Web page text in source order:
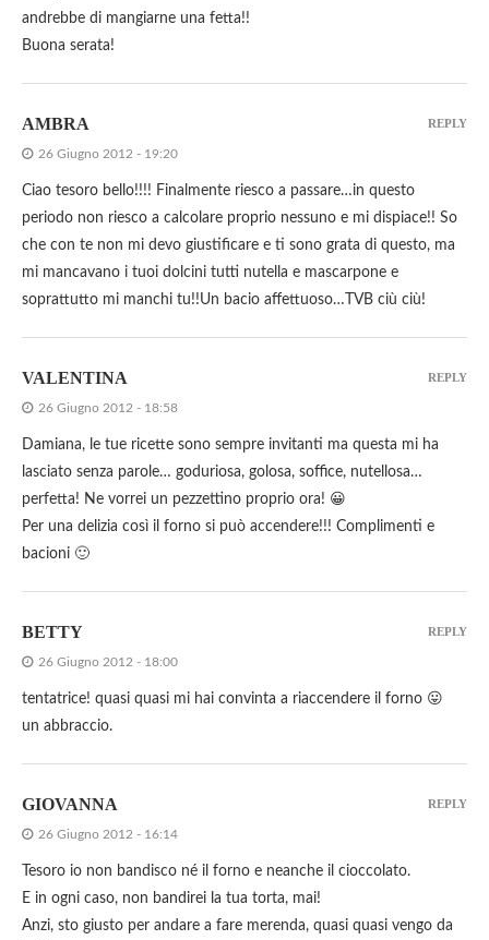
andrebbe di mangiarne una fetta!!
Buona serata!
AMBRA
26 Giugno 2012 - 19:20
Ciao tesoro bello!!!! Finalmente riesco a passare…in questo
periodo non riesco a calcolare proprio nessuno e mi dispiace!! So
che con te non mi devo giustificare e ti sono grata di questo, ma
mi mancavano i tuoi dolcini tutti nutella e mascarpone e
soprattutto mi manchi tu!!Un bacio affettuoso…TVB ciù ciù!
REPLY
VALENTINA
26 Giugno 2012 - 18:58
Damiana, le tue ricette sono sempre invitanti ma questa mi ha
lasciato senza parole… goduriosa, golosa, soffice, nutellosa…
perfetta! Ne vorrei un pezzettino proprio ora! 😀
Per una delizia così il forno si può accendere!!! Complimenti e
bacioni 🙂
REPLY
BETTY
26 Giugno 2012 - 18:00
tentatrice! quasi quasi mi hai convinta a riaccendere il forno 😛
un abbraccio.
REPLY
GIOVANNA
26 Giugno 2012 - 16:14
Tesoro io non bandisco né il forno e neanche il cioccolato.
E in ogni caso, non bandirei la tua torta, mai!
Anzi, sto giusto per andare a fare merenda, quasi quasi vengo da
REPLY